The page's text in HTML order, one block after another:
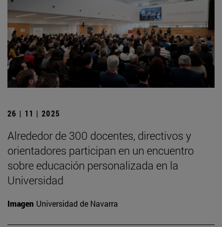
26 | 11 | 2025
Alrededor de 300 docentes, directivos y
orientadores participan en un encuentro
sobre educación personalizada en la
Universidad
Imagen Universidad de Navarra